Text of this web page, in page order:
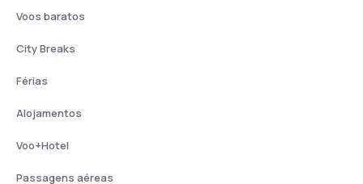
Voos baratos
City Breaks
Férias
Alojamentos
Voo+Hotel
Passagens aéreas